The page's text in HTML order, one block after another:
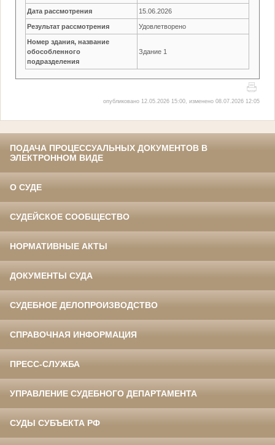
Дата рассмотрения 15.06.2026
Результат рассмотрения Удовлетворено
Номер здания, название
обособленного
подразделения
Здание 1
опубликовано 12.05.2026 15:00, изменено 08.07.2026 12:05
ПОДАЧА ПРОЦЕССУАЛЬНЫХ ДОКУМЕНТОВ В
ЭЛЕКТРОННОМ ВИДЕ
О СУДЕ
СУДЕЙСКОЕ СООБЩЕСТВО
НОРМАТИВНЫЕ АКТЫ
ДОКУМЕНТЫ СУДА
СУДЕБНОЕ ДЕЛОПРОИЗВОДСТВО
СПРАВОЧНАЯ ИНФОРМАЦИЯ
ПРЕСС-СЛУЖБА
УПРАВЛЕНИЕ СУДЕБНОГО ДЕПАРТАМЕНТА
СУДЫ СУБЪЕКТА РФ